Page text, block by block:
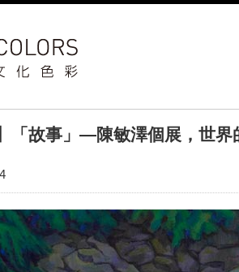
「故事」—陳敏澤個展，世